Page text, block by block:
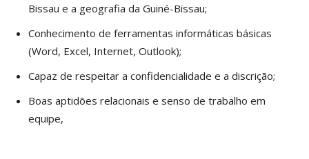
Bissau e a geografia da Guiné-Bissau;
Conhecimento de ferramentas informáticas básicas
(Word, Excel, Internet, Outlook);
Capaz de respeitar a confidencialidade e a discrição;
Boas aptidões relacionais e senso de trabalho em
equipe,